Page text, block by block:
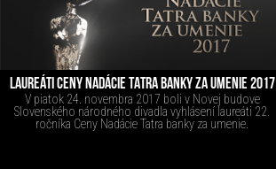
LAUREÁTI CENY NADÁCIE TATRA BANKY ZA UMENIE 2017
V piatok 24. novembra 2017 boli v Novej budove
Slovenského národného divadla vyhlásení laureáti 22.
ročníka Ceny Nadácie Tatra banky za umenie.